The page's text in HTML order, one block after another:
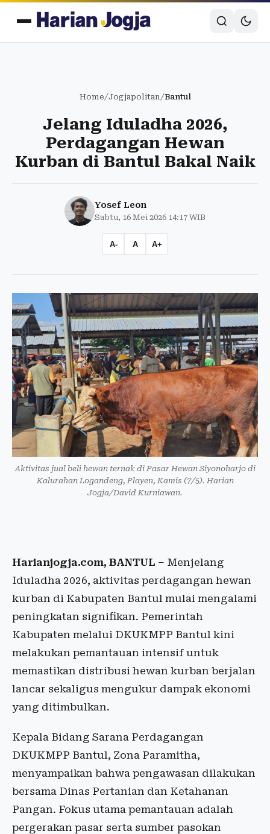
Home/Jogjapolitan/Bantul
Jelang Iduladha 2026,
Perdagangan Hewan
Kurban di Bantul Bakal Naik
Yosef Leon
Sabtu, 16 Mei 2026 14:17 WIB
A- A A+
Aktivitas jual beli hewan ternak di Pasar Hewan Siyonoharjo di
Kalurahan Logandeng, Playen, Kamis (7/5). Harian
Jogja/David Kurniawan.
Harianjogja.com, BANTUL – Menjelang
Iduladha 2026, aktivitas perdagangan hewan
kurban di Kabupaten Bantul mulai mengalami
peningkatan signifikan. Pemerintah
Kabupaten melalui DKUKMPP Bantul kini
melakukan pemantauan intensif untuk
memastikan distribusi hewan kurban berjalan
lancar sekaligus mengukur dampak ekonomi
yang ditimbulkan.
Kepala Bidang Sarana Perdagangan
DKUKMPP Bantul, Zona Paramitha,
menyampaikan bahwa pengawasan dilakukan
bersama Dinas Pertanian dan Ketahanan
Pangan. Fokus utama pemantauan adalah
pergerakan pasar serta sumber pasokan